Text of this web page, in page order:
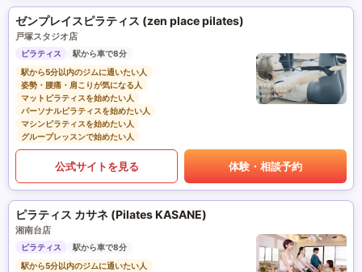
ゼンプレイスピラティス (zen place pilates)
戸塚スタジオ店
ピラティス
駅から車で8分
駅から5分以内のジムに通いたい人
姿勢・腰痛・肩こりが気になる人
マットピラティスを始めたい人
パーソナルピラティスを始めたい人
マシンピラティスを始めたい人
グループレッスンで始めたい人
公式サイトを見る 体験・相談予約
ピラティス カサネ (Pilates KASANE)
湘南台店
ピラティス
駅から車で8分
駅から5分以内のジムに通いたい人